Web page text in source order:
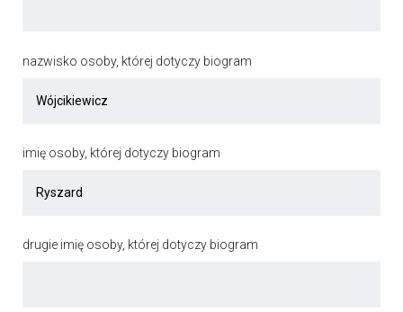
nazwisko osoby, której dotyczy biogram
imię osoby, której dotyczy biogram
drugie imię osoby, której dotyczy biogram